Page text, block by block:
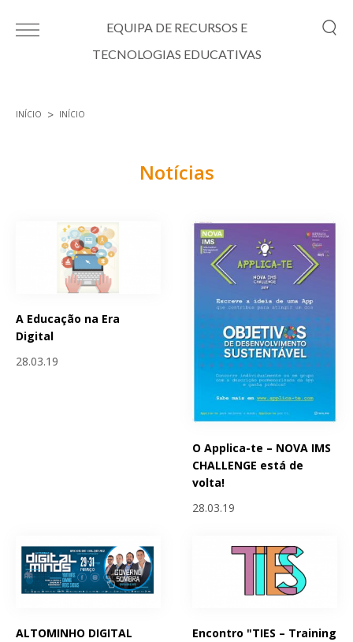
EQUIPA DE RECURSOS E
TECNOLOGIAS EDUCATIVAS
INÍCIO INÍCIO
Notícias
A Educação na Era
Digital
28.03.19
O Applica-te – NOVA IMS
CHALLENGE está de
volta!
28.03.19
ALTOMINHO DIGITAL
Encontro "TIES – Training
Páginas